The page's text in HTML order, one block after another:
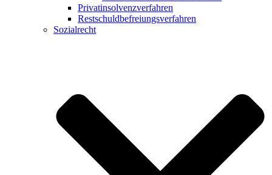
Privatinsolvenzverfahren
Restschuldbefreiungsverfahren
Sozialrecht